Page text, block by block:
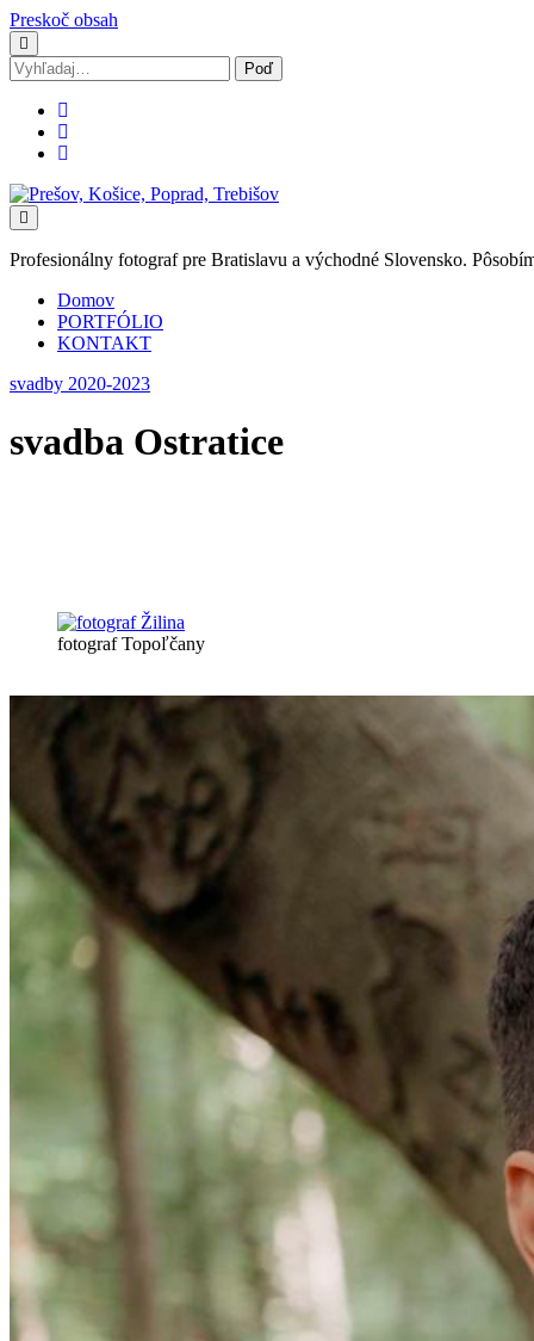
Preskoč obsah
Vyhľadávanie
Svadobný
fotograf
Marek
Zalibera
Spišská
Nová
Profesionálny fotograf pre Bratislavu a východné Slovensko.
Domov
PORTFÓLIO
KONTAKT
svadby 2020-2023
svadba Ostratice
fotograf Topoľčany